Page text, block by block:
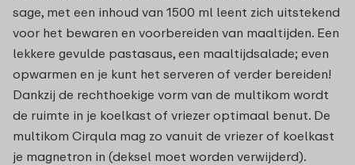
sage, met een inhoud van 1500 ml leent zich uitstekend
voor het bewaren en voorbereiden van maaltijden. Een
lekkere gevulde pastasaus, een maaltijdsalade; even
opwarmen en je kunt het serveren of verder bereiden!
Dankzij de rechthoekige vorm van de multikom wordt
de ruimte in je koelkast of vriezer optimaal benut. De
multikom Cirqula mag zo vanuit de vriezer of koelkast
je magnetron in (deksel moet worden verwijderd).